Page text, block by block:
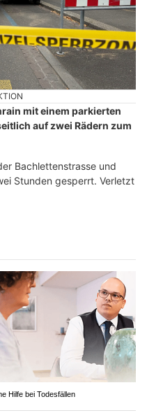
mit einem parkierten
auf zwei Rädern zum
Bachlettenstrasse und
Stunden gesperrt. Verletzt
Hilfe bei Todesfällen